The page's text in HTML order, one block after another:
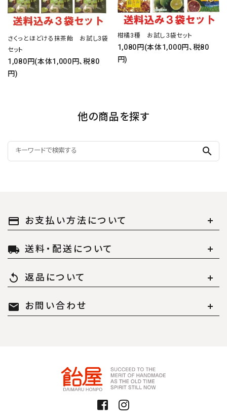
さくっとほどける抹茶飴 お試し3袋
セット
1,080円(本体1,000円、税80
円)
柑橘3種 お試し３袋セット
1,080円(本体1,000円、税80
円)
他の商品を探す
search
payment お支払い方法について
local_shipping 送料・配送について
replay 返品について
mail お問い合わせ